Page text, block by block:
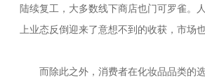
陆续复工，大多数线下商店也门可罗雀。
上业态反倒迎来了意想不到的收获，市场
而除此之外，消费者在化妆品品类的选